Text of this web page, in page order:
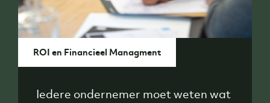
ROI en Financieel Managment
Iedere ondernemer moet weten wat